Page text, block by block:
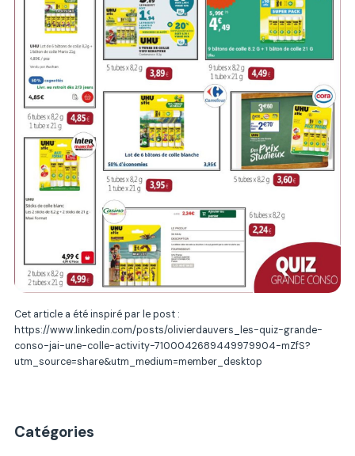
Cet article a été inspiré par le post :
https://www.linkedin.com/posts/olivierdauvers_les-quiz-grande-
conso-jai-une-colle-activity-7100042689449979904-mZfS?
utm_source=share&utm_medium=member_desktop
Catégories